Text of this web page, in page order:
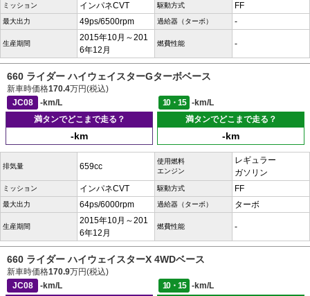
ミッション インパネCVT 駆動方式 FF
最大出力 49ps/6500rpm 過給器（ターボ） -
生産期間
2015年10月～201
6年12月
燃費性能 -
660 ライダー ハイウェイスターGターボベース
新車時価格170.4万円(税込)
JC08
-km/L 10・15
-km/L
満タンでどこまで走る？
-km
満タンでどこまで走る？
-km
排気量 659cc
使用燃料
エンジン
レギュラー
ガソリン
ミッション インパネCVT 駆動方式 FF
最大出力 64ps/6000rpm 過給器（ターボ） ターボ
生産期間
2015年10月～201
6年12月
燃費性能 -
660 ライダー ハイウェイスターX 4WDベース
新車時価格170.9万円(税込)
JC08
-km/L 10・15
-km/L